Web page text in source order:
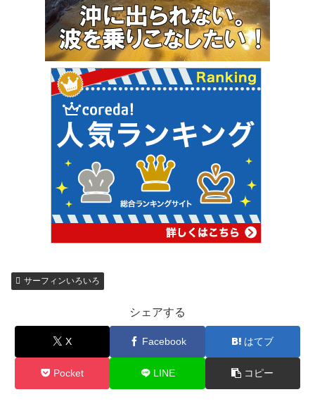
サーフィンいろいろ
シェアする
X Facebook はてブ
Pocket LINE コピー